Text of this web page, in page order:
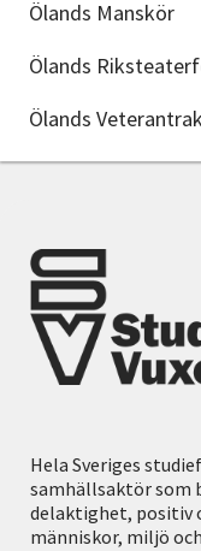
Ölands Manskör
Ölands
Ölands
Hela Sveriges
samhällsaktör som
delaktighet, positiv
människor, miljö